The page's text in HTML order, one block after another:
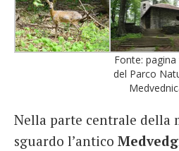
Fonte: pagina
del Parco
Nella parte centrale della
sguardo l’antico